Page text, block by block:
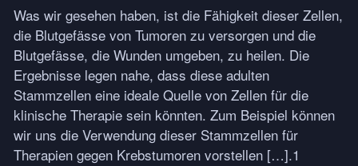
Was wir gesehen haben, ist die Fähigkeit dieser Zellen,
die Blutgefässe von Tumoren zu versorgen und die
Blutgefässe, die Wunden umgeben, zu heilen. Die
Ergebnisse legen nahe, dass diese adulten
Stammzellen eine ideale Quelle von Zellen für die
klinische Therapie sein könnten. Zum Beispiel können
wir uns die Verwendung dieser Stammzellen für
Therapien gegen Krebstumoren vorstellen […].1